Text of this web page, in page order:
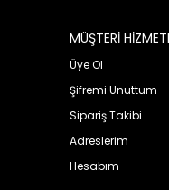
MÜŞTERİ
Üye Ol
Şifremi Unuttum
Sipariş Takibi
Adreslerim
Hesabım